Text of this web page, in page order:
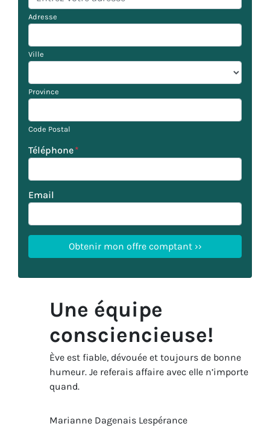
Adresse
Ville
Province
Code Postal
Téléphone*
Email
Une équipe
consciencieuse!
Ève est fiable, dévouée et toujours de bonne
humeur. Je referais affaire avec elle n’importe
quand.
Marianne Dagenais Lespérance